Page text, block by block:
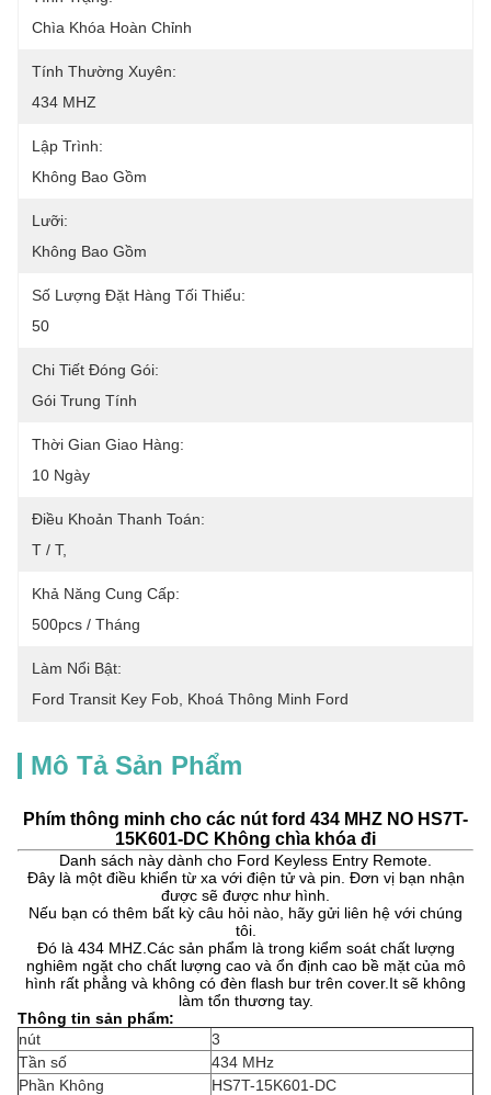
Chìa Khóa Hoàn Chỉnh
Tính Thường Xuyên:
434 MHZ
Lập Trình:
Không Bao Gồm
Lưỡi:
Không Bao Gồm
Số Lượng Đặt Hàng Tối Thiểu:
50
Chi Tiết Đóng Gói:
Gói Trung Tính
Thời Gian Giao Hàng:
10 Ngày
Điều Khoản Thanh Toán:
T / T,
Khả Năng Cung Cấp:
500pcs / Tháng
Làm Nổi Bật:
Ford Transit Key Fob Khoá Thông Minh Ford
Mô Tả Sản Phẩm
Phím thông minh cho các nút ford 434 MHZ NO HS7T-
15K601-DC Không chìa khóa đi
Danh sách này dành cho Ford Keyless Entry Remote.
Đây là một điều khiển từ xa với điện tử và pin. Đơn vị bạn nhận
được sẽ được như hình.
Nếu bạn có thêm bất kỳ câu hỏi nào, hãy gửi liên hệ với chúng
tôi.
Đó là 434 MHZ.Các sản phẩm là trong kiểm soát chất lượng
nghiêm ngặt cho chất lượng cao và ổn định cao bề mặt của mô
hình rất phẳng và không có đèn flash bur trên cover.It sẽ không
làm tổn thương tay.
Thông tin sản phẩm:
nút
3
Tần số
434 MHz
Phần Không
HS7T-15K601-DC